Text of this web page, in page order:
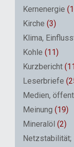
Kernenergie
Kirche (3)
Klima,
Kohle (11)
Kurzbericht
Leserbriefe
Medien,
Meinung (19)
Mineralöl (2)
Netzstabilität;